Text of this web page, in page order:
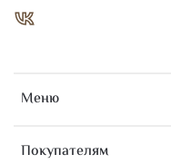
Меню
Покупателям